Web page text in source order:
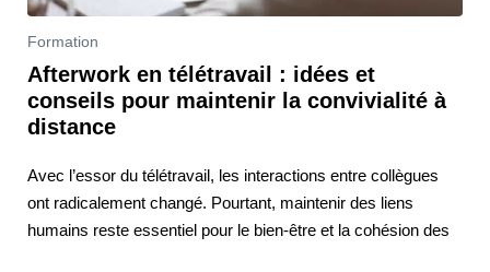
Formation
Afterwork en télétravail : idées et
conseils pour maintenir la convivialité à
distance
Avec l’essor du télétravail, les interactions entre collègues
ont radicalement changé. Pourtant, maintenir des liens
humains reste essentiel pour le bien-être et la cohésion des